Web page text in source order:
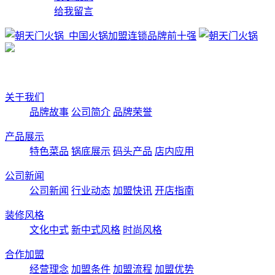
给我留言
关于我们
品牌故事 公司简介 品牌荣誉
产品展示
特色菜品 锅底展示 码头产品 店内应用
公司新闻
公司新闻 行业动态 加盟快讯 开店指南
装修风格
文化中式 新中式风格 时尚风格
合作加盟
经营理念 加盟条件 加盟流程 加盟优势